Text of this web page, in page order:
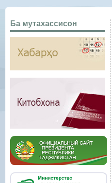
Ба мутахассисон